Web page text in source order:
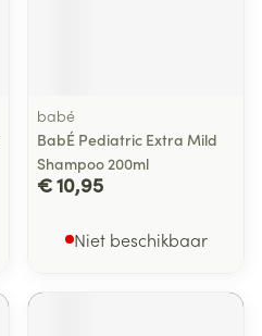
babé
BabÉ Pediatric Extra Mild
Shampoo 200ml
€ 10,95
Niet beschikbaar